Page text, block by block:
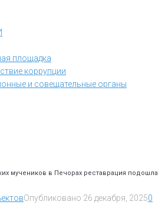
площадка
коррупции
и совещательные органы
мучеников в Печорах реставрация подошла
Опубликовано 26 декабря, 20250